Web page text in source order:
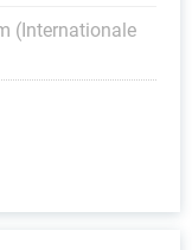
(Internationale